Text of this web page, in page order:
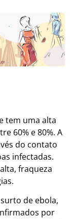
tem uma alta
60% e 80%. A
do contato
infectadas.
fraqueza
de ebola,
por